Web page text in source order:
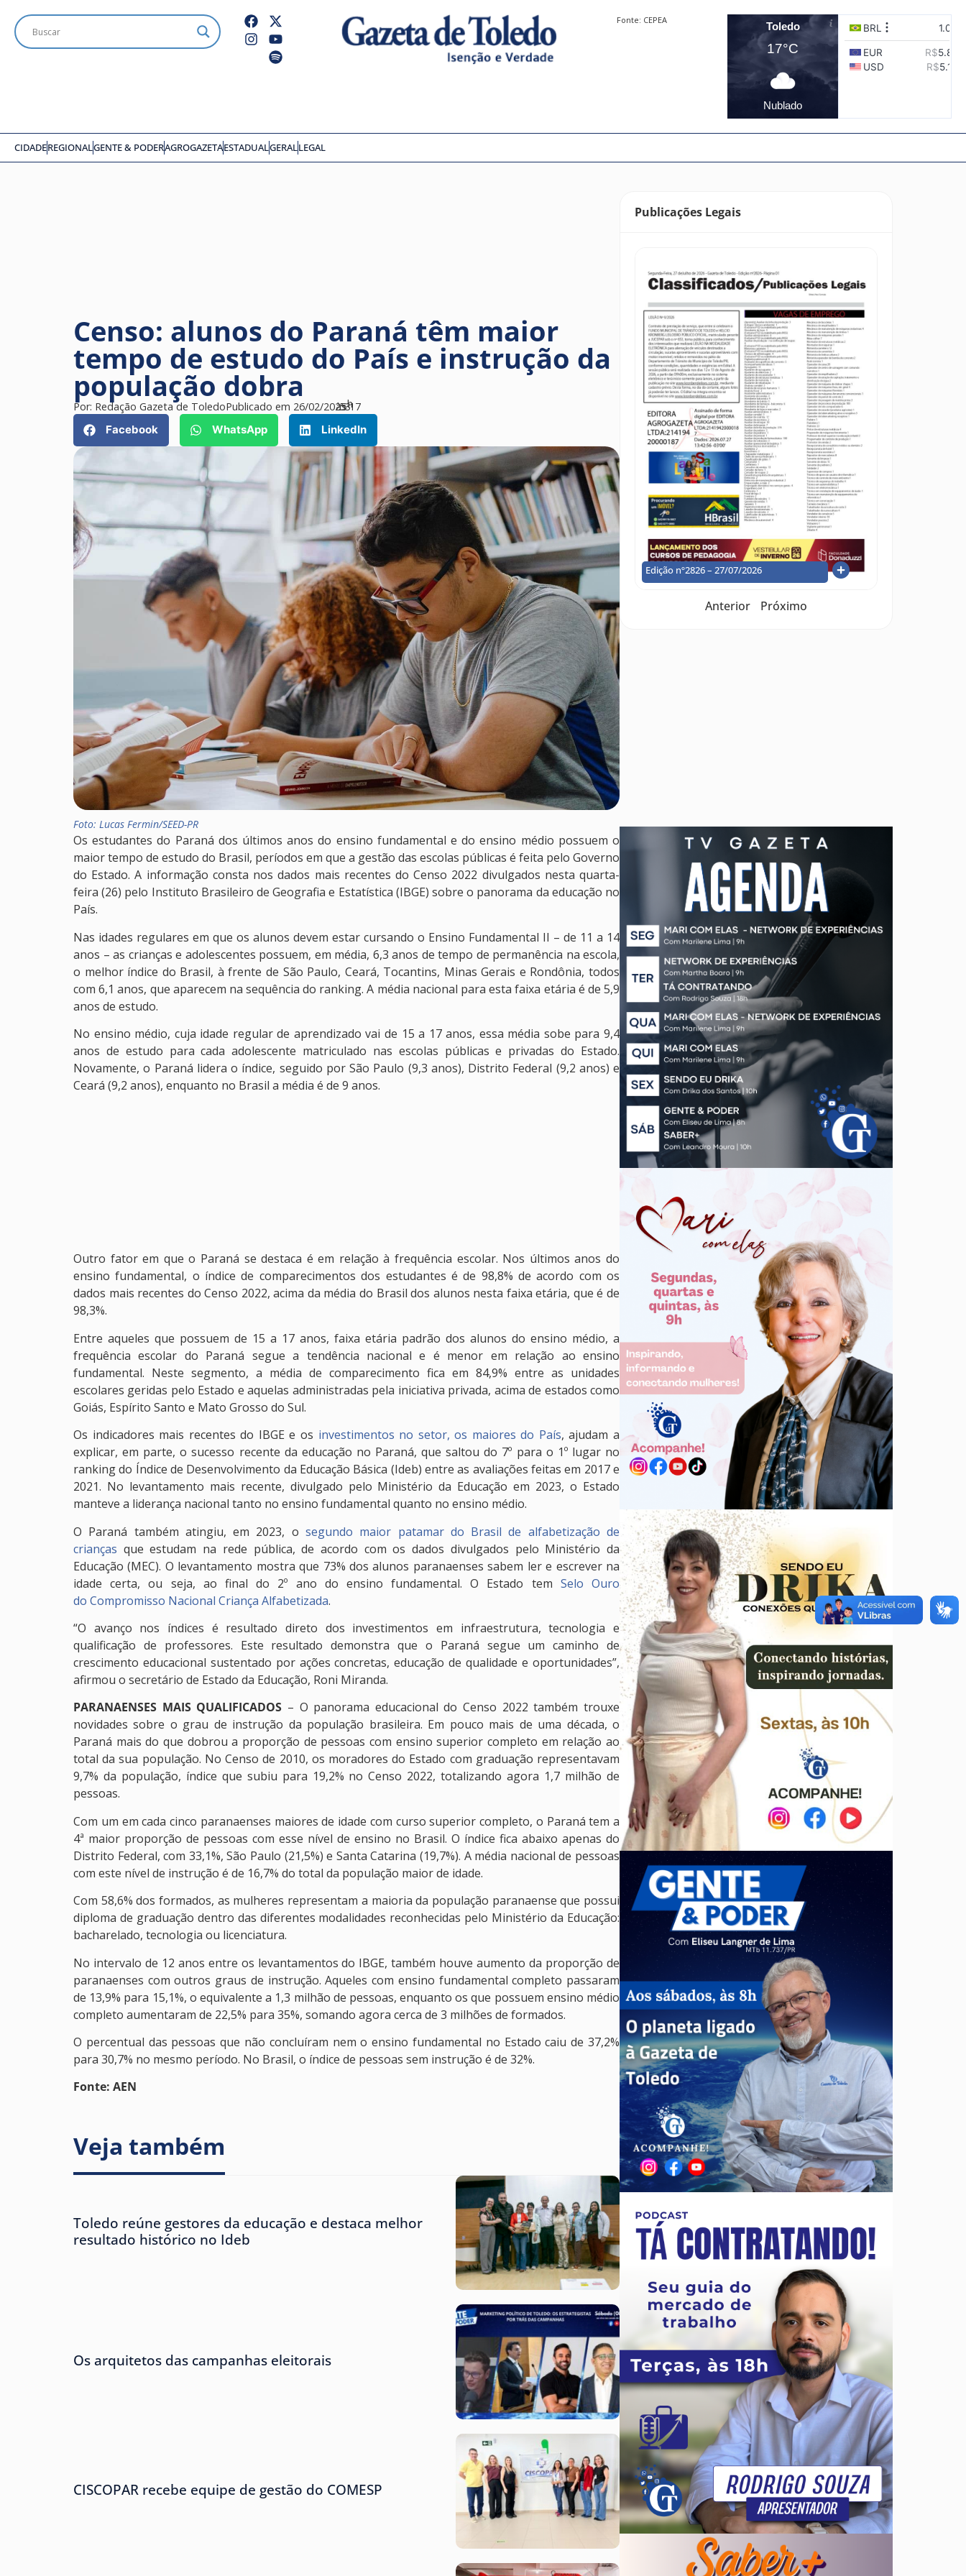
Fonte: CEPEA
Toledo
17°C
Nublado
CIDADEREGIONALGENTE & PODERAGROGAZETAESTADUALGERALLEGAL
Censo: alunos do Paraná têm maior
tempo de estudo do País e instrução da
população dobra
Por: Redação Gazeta de ToledoPublicado em 26/02/2025
às17
h
53
Facebook
WhatsApp LinkedIn
Foto: Lucas Fermin/SEED-PR
Os estudantes do Paraná dos últimos anos do ensino fundamental e do ensino médio possuem o
maior tempo de estudo do Brasil, períodos em que a gestão das escolas públicas é feita pelo Governo
do Estado. A informação consta nos dados mais recentes do Censo 2022 divulgados nesta quarta-
feira (26) pelo Instituto Brasileiro de Geografia e Estatística (IBGE) sobre o panorama da educação no
País.
Nas idades regulares em que os alunos devem estar cursando o Ensino Fundamental II – de 11 a 14
anos – as crianças e adolescentes possuem, em média, 6,3 anos de tempo de permanência na escola,
o melhor índice do Brasil, à frente de São Paulo, Ceará, Tocantins, Minas Gerais e Rondônia, todos
com 6,1 anos, que aparecem na sequência do ranking. A média nacional para esta faixa etária é de 5,9
anos de estudo.
No ensino médio, cuja idade regular de aprendizado vai de 15 a 17 anos, essa média sobe para 9,4
anos de estudo para cada adolescente matriculado nas escolas públicas e privadas do Estado.
Novamente, o Paraná lidera o índice, seguido por São Paulo (9,3 anos), Distrito Federal (9,2 anos) e
Ceará (9,2 anos), enquanto no Brasil a média é de 9 anos.
Outro fator em que o Paraná se destaca é em relação à frequência escolar. Nos últimos anos do
ensino fundamental, o índice de comparecimentos dos estudantes é de 98,8% de acordo com os
dados mais recentes do Censo 2022, acima da média do Brasil dos alunos nesta faixa etária, que é de
98,3%.
Entre aqueles que possuem de 15 a 17 anos, faixa etária padrão dos alunos do ensino médio, a
frequência escolar do Paraná segue a tendência nacional e é menor em relação ao ensino
fundamental. Neste segmento, a média de comparecimento fica em 84,9% entre as unidades
escolares geridas pelo Estado e aquelas administradas pela iniciativa privada, acima de estados como
Goiás, Espírito Santo e Mato Grosso do Sul.
Os indicadores mais recentes do IBGE e os investimentos no setor, os maiores do País, ajudam a
explicar, em parte, o sucesso recente da educação no Paraná, que saltou do 7º para o 1º lugar no
ranking do Índice de Desenvolvimento da Educação Básica (Ideb) entre as avaliações feitas em 2017 e
2021. No levantamento mais recente, divulgado pelo Ministério da Educação em 2023, o Estado
manteve a liderança nacional tanto no ensino fundamental quanto no ensino médio.
O Paraná também atingiu, em 2023, o segundo maior patamar do Brasil de alfabetização de
crianças que estudam na rede pública, de acordo com os dados divulgados pelo Ministério da
Educação (MEC). O levantamento mostra que 73% dos alunos paranaenses sabem ler e escrever na
idade certa, ou seja, ao final do 2º ano do ensino fundamental. O Estado tem Selo Ouro
do Compromisso Nacional Criança Alfabetizada.
“O avanço nos índices é resultado direto dos investimentos em infraestrutura, tecnologia e
qualificação de professores. Este resultado demonstra que o Paraná segue um caminho de
crescimento educacional sustentado por ações concretas, educação de qualidade e oportunidades”,
afirmou o secretário de Estado da Educação, Roni Miranda.
PARANAENSES MAIS QUALIFICADOS – O panorama educacional do Censo 2022 também trouxe
novidades sobre o grau de instrução da população brasileira. Em pouco mais de uma década, o
Paraná mais do que dobrou a proporção de pessoas com ensino superior completo em relação ao
total da sua população. No Censo de 2010, os moradores do Estado com graduação representavam
9,7% da população, índice que subiu para 19,2% no Censo 2022, totalizando agora 1,7 milhão de
pessoas.
Com um em cada cinco paranaenses maiores de idade com curso superior completo, o Paraná tem a
4ª maior proporção de pessoas com esse nível de ensino no Brasil. O índice fica abaixo apenas do
Distrito Federal, com 33,1%, São Paulo (21,5%) e Santa Catarina (19,7%). A média nacional de pessoas
com este nível de instrução é de 16,7% do total da população maior de idade.
Com 58,6% dos formados, as mulheres representam a maioria da população paranaense que possui
diploma de graduação dentro das diferentes modalidades reconhecidas pelo Ministério da Educação:
bacharelado, tecnologia ou licenciatura.
No intervalo de 12 anos entre os levantamentos do IBGE, também houve aumento da proporção de
paranaenses com outros graus de instrução. Aqueles com ensino fundamental completo passaram
de 13,9% para 15,1%, o equivalente a 1,3 milhão de pessoas, enquanto os que possuem ensino médio
completo aumentaram de 22,5% para 35%, somando agora cerca de 3 milhões de formados.
O percentual das pessoas que não concluíram nem o ensino fundamental no Estado caiu de 37,2%
para 30,7% no mesmo período. No Brasil, o índice de pessoas sem instrução é de 32%.
Fonte: AEN
Veja também
Toledo reúne gestores da educação e destaca melhor
resultado histórico no Ideb
Os arquitetos das campanhas eleitorais
CISCOPAR recebe equipe de gestão do COMESP
Publicações Legais
Edição nº2826 – 27/07/2026
Anterior Próximo